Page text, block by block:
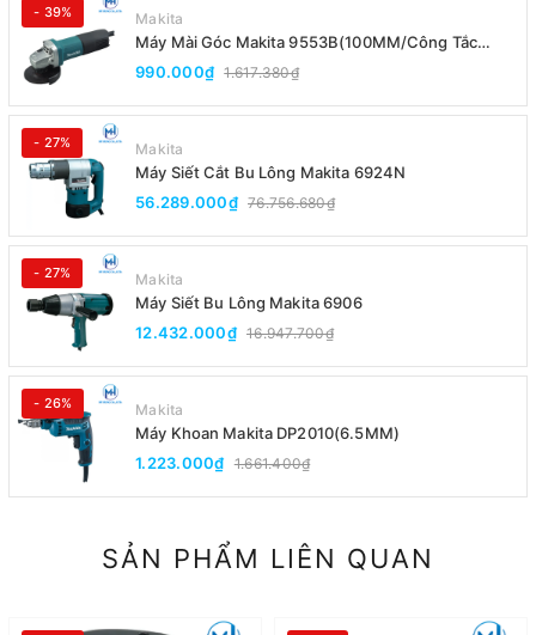
- 39% Makita
Máy Mài Góc Makita 9553B(100MM/Công Tắc
Đuôi)
990.000₫ 1.617.380₫
- 27% Makita
Máy Siết Cắt Bu Lông Makita 6924N
56.289.000₫ 76.756.680₫
- 27% Makita
Máy Siết Bu Lông Makita 6906
12.432.000₫ 16.947.700₫
- 26% Makita
Máy Khoan Makita DP2010(6.5MM)
1.223.000₫ 1.661.400₫
SẢN PHẨM LIÊN QUAN